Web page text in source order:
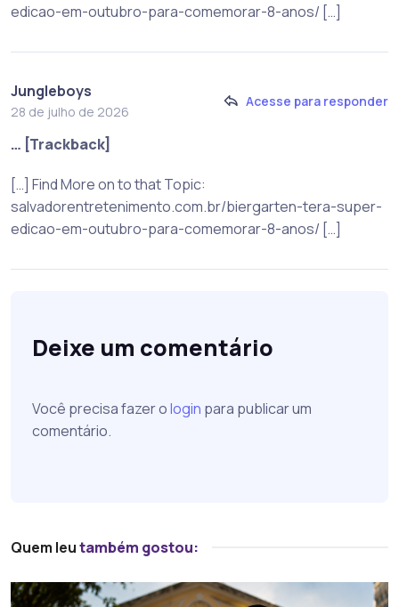
edicao-em-outubro-para-comemorar-8-anos/ […]
Jungleboys
28 de julho de 2026
Acesse para responder
… [Trackback]
[…] Find More on to that Topic:
salvadorentretenimento.com.br/biergarten-tera-super-
edicao-em-outubro-para-comemorar-8-anos/ […]
Deixe um comentário
Você precisa fazer ologin para publicar um
comentário.
Quem leutambém gostou: